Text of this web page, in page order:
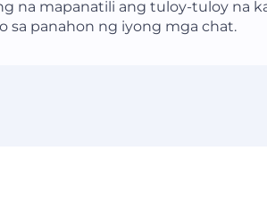
na mapanatili ang tuloy-tuloy na
sa panahon ng iyong mga chat.